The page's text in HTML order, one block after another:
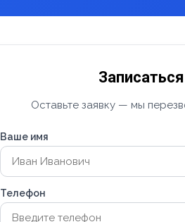
Оставьте заявку — мы
Ваше имя
Телефон